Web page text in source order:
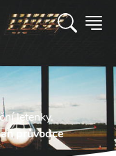
letenky.
průvodce